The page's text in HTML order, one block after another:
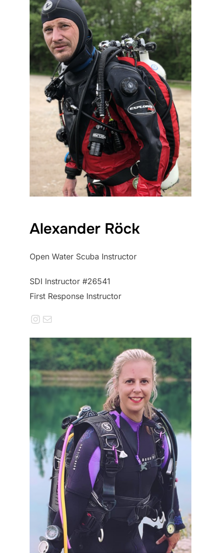
Alexander Röck
Open Water Scuba Instructor
SDI Instructor #26541
First Response Instructor
Instagram E-Mail